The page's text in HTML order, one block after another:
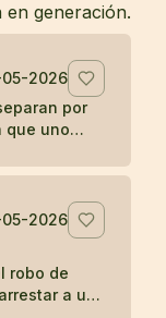
en generación.
2026
por
que uno
2026
robo de
a un